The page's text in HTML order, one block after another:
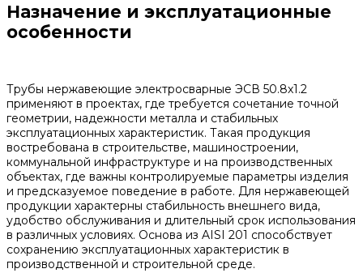
Назначение и эксплуатационные
особенности
Трубы нержавеющие электросварные ЭСВ 50.8x1.2
применяют в проектах, где требуется сочетание точной
геометрии, надежности металла и стабильных
эксплуатационных характеристик. Такая продукция
востребована в строительстве, машиностроении,
коммунальной инфраструктуре и на производственных
объектах, где важны контролируемые параметры изделия
и предсказуемое поведение в работе. Для нержавеющей
продукции характерны стабильность внешнего вида,
удобство обслуживания и длительный срок использования
в различных условиях. Основа из AISI 201 способствует
сохранению эксплуатационных характеристик в
производственной и строительной среде.